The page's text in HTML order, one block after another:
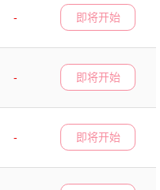
-
即将开始
-
即将开始
-
即将开始